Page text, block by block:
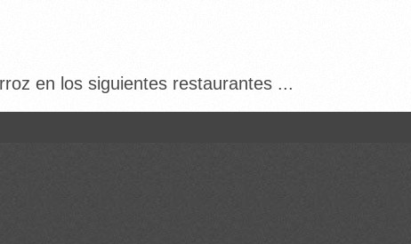
en los siguientes restaurantes ...